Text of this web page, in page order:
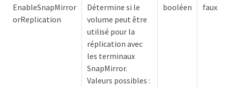
EnableSnapMirror
orReplication
Détermine si le
volume peut être
utilisé pour la
réplication avec
les terminaux
SnapMirror.
Valeurs possibles :
booléen faux